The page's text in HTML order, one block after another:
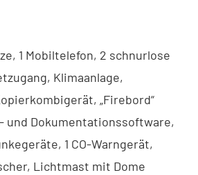
1 Mobiltelefon, 2 schnurlose
Klimaanlage,
„Firebord“
und Dokumentationssoftware,
1 CO-Warngerät,
Lichtmast mit Dome